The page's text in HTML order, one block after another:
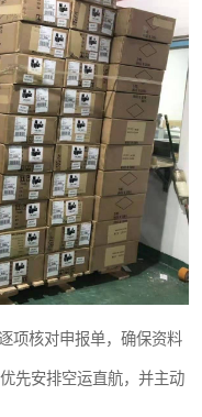
项核对申报单，确保资料
先安排空运直航，并主动